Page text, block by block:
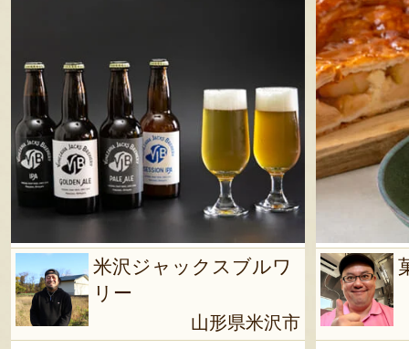
米沢ジャックスブルワ
リー
山形県米沢市